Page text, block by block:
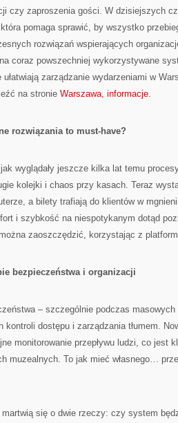
czy zaproszenia gości. W dzisiejszych
pomaga sprawić, by wszystko
rozwiązań wspierających
coraz powszechniej wykorzystywane
zarządzanie wydarzeniami w
na stronie Warszawa, informacje.
rozwiązania to must-have?
wyglądały jeszcze kilka lat temu
kolejki i chaos przy kasach. Teraz
a bilety trafiają do klientów w
i szybkość na niespotykanym dotąd
zaoszczędzić, korzystając z
bezpieczeństwa i organizacji
– szczególnie podczas
kontroli dostępu i zarządzania tłumem.
monitorowanie przepływu ludzi, co jest
muzealnych. To jak mieć własnego…
się o dwie rzeczy: czy system